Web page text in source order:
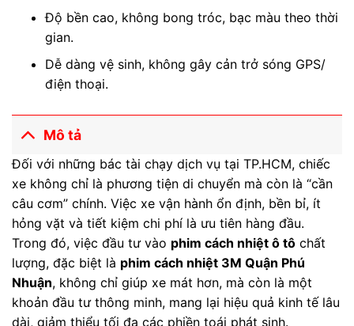
Độ bền cao, không bong tróc, bạc màu theo thời
gian.
Dễ dàng vệ sinh, không gây cản trở sóng GPS/
điện thoại.
Mô tả
Đối với những bác tài chạy dịch vụ tại TP.HCM, chiếc
xe không chỉ là phương tiện di chuyển mà còn là “cần
câu cơm” chính. Việc xe vận hành ổn định, bền bỉ, ít
hỏng vặt và tiết kiệm chi phí là ưu tiên hàng đầu.
Trong đó, việc đầu tư vào phim cách nhiệt ô tô chất
lượng, đặc biệt là phim cách nhiệt 3M Quận Phú
Nhuận, không chỉ giúp xe mát hơn, mà còn là một
khoản đầu tư thông minh, mang lại hiệu quả kinh tế lâu
dài, giảm thiểu tối đa các phiền toái phát sinh.